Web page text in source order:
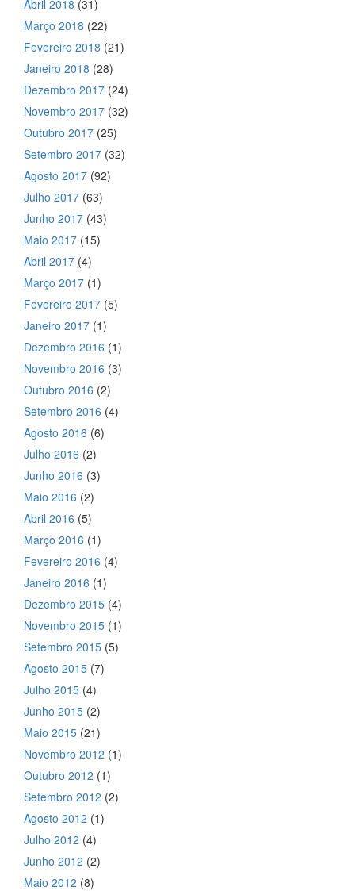
Abril 2018 (31)
Março 2018 (22)
Fevereiro 2018 (21)
Janeiro 2018 (28)
Dezembro 2017 (24)
Novembro 2017 (32)
Outubro 2017 (25)
Setembro 2017 (32)
Agosto 2017 (92)
Julho 2017 (63)
Junho 2017 (43)
Maio 2017 (15)
Abril 2017 (4)
Março 2017 (1)
Fevereiro 2017 (5)
Janeiro 2017 (1)
Dezembro 2016 (1)
Novembro 2016 (3)
Outubro 2016 (2)
Setembro 2016 (4)
Agosto 2016 (6)
Julho 2016 (2)
Junho 2016 (3)
Maio 2016 (2)
Abril 2016 (5)
Março 2016 (1)
Fevereiro 2016 (4)
Janeiro 2016 (1)
Dezembro 2015 (4)
Novembro 2015 (1)
Setembro 2015 (5)
Agosto 2015 (7)
Julho 2015 (4)
Junho 2015 (2)
Maio 2015 (21)
Novembro 2012 (1)
Outubro 2012 (1)
Setembro 2012 (2)
Agosto 2012 (1)
Julho 2012 (4)
Junho 2012 (2)
Maio 2012 (8)